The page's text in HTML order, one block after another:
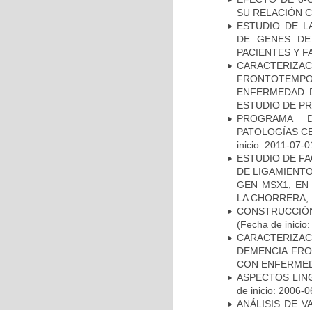
SU RELACIÓN
ESTUDIO DE
DE GENES
PACIENTES Y
ENFERMEDAD
ESTUDIO DE
PROGRAMA
PATOLOGÍAS
inicio: 2011-07-
ESTUDIO DE
DE
GEN MSX1, EN
LA
(Fecha de
DEMENCIA
CON
ASPECTOS
de inicio: 2006-
ANÁLISIS DE